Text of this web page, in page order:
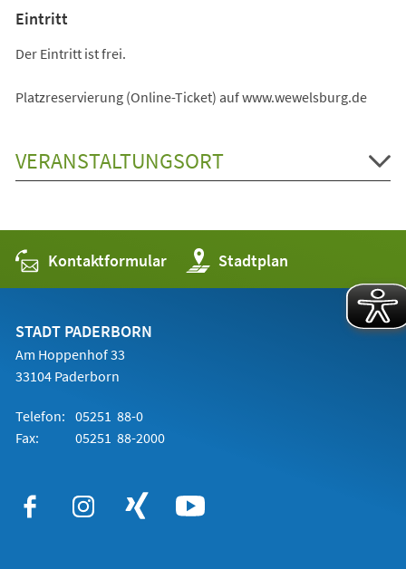
Eintritt
Der Eintritt ist frei.
Platzreservierung (Online-Ticket) auf www.wewelsburg.de
VERANSTALTUNGSORT
Kontaktformular Stadtplan
(Öffnet
in
einem
STADT PADERBORN
Am Hoppenhof 33
33104 Paderborn
Telefon: 05251 88-0
Fax:
05251 88-2000